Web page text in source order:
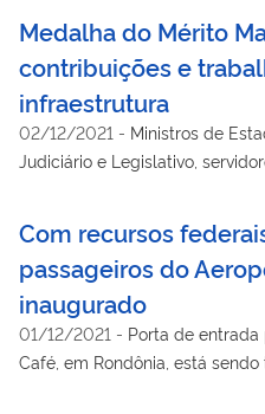
Medalha do Mérito
contribuições e
infraestrutura
02/12/2021 - Ministros de
Judiciário e Legislativo,
Com recursos
passageiros do
inaugurado
01/12/2021 - Porta de
Café, em Rondônia, está